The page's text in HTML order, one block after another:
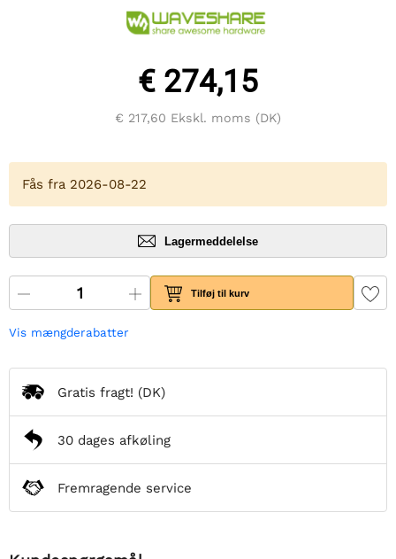
€ 274,15
€ 217,60 Ekskl. moms (DK)
Fås fra 2026-08-22
Lagermeddelelse
Tilføj til kurv
Vis mængderabatter
Gratis fragt! (DK)
30 dages afkøling
Fremragende service